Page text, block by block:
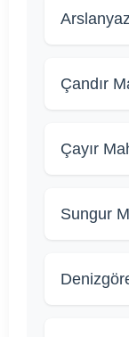
Çandır
Çayır
Sungur